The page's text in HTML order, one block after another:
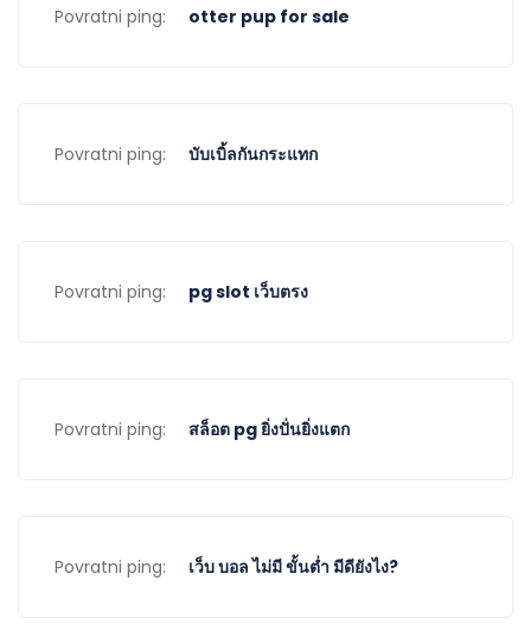
Povratni ping: otter pup for sale
Povratni ping: บับเบิ้ลกันกระแทก
Povratni ping: pg slot เว็บตรง
Povratni ping: สล็อต pg ยิ่งปั่นยิ่งแตก
Povratni ping: เว็บ บอล ไม่มี ขั้นต่ำ มีดียังไง?